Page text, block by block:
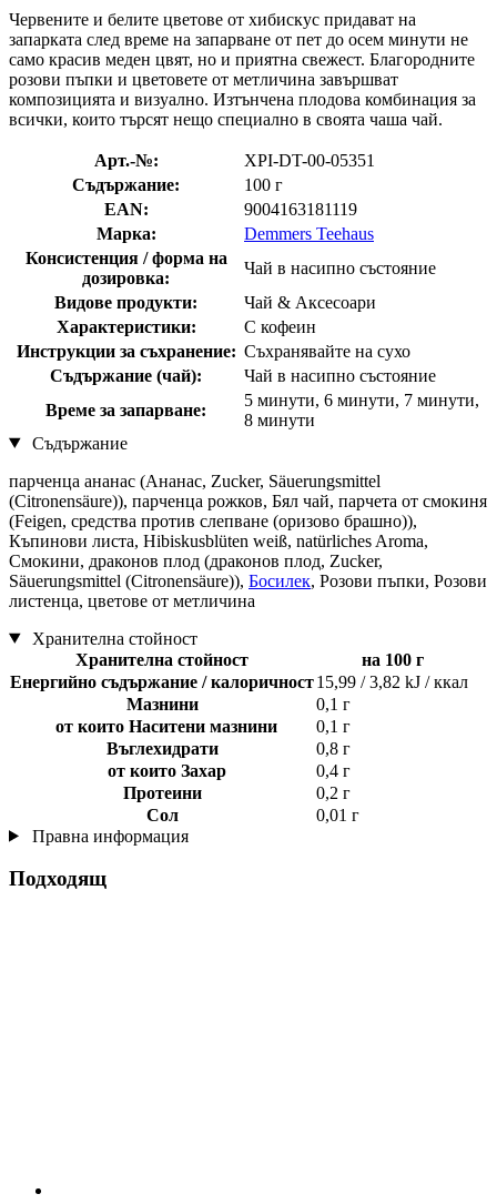
Червените и белите цветове от хибискус придават на
запарката след време на запарване от пет до осем минути не
само красив меден цвят, но и приятна свежест. Благородните
розови пъпки и цветовете от метличина завършват
композицията и визуално. Изтънчена плодова комбинация за
всички, които търсят нещо специално в своята чаша чай.
Арт.-№:
XPI-DT-00-05351
Съдържание:
100 г
EAN:
9004163181119
Марка:
Demmers Teehaus
Консистенция / форма на
дозировка:
Чай в насипно състояние
Видове продукти:
Чай & Аксесоари
Характеристики:
С кофеин
Инструкции за съхранение: Съхранявайте на сухо
Съдържание (чай):
Чай в насипно състояние
Време за запарване:
5 минути, 6 минути, 7 минути,
8 минути
Съдържание
парченца ананас (Ананас, Zucker, Säuerungsmittel
(Citronensäure)), парченца рожков, Бял чай, парчета от смокиня
(Feigen, средства против слепване (оризово брашно)),
Къпинови листа, Hibiskusblüten weiß, natürliches Aroma,
Смокини, драконов плод (драконов плод, Zucker,
Säuerungsmittel (Citronensäure)), Босилек, Розови пъпки, Розови
листенца, цветове от метличина
Хранителна стойност
Хранителна стойност
на 100 г
Енергийно съдържание / калоричност15,99 / 3,82 kJ / ккал
Мазнини
0,1 г
от които Наситени мазнини
0,1 г
Въглехидрати
0,8 г
от които Захар
0,4 г
Протеини
0,2 г
Сол
0,01 г
Правна информация
Подходящ